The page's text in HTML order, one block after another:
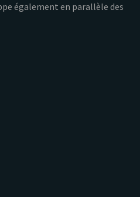
également en parallèle des